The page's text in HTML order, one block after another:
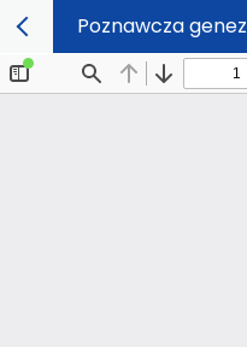
Poznawcza